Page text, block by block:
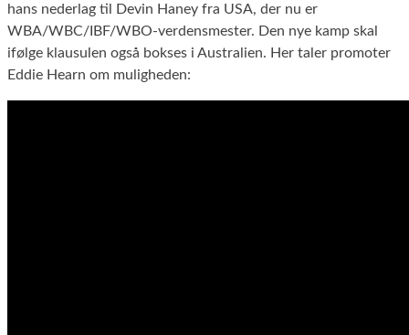
hans nederlag til Devin Haney fra USA, der nu er
WBA/WBC/IBF/WBO-verdensmester. Den nye kamp skal
ifølge klausulen også bokses i Australien. Her taler promoter
Eddie Hearn om muligheden: